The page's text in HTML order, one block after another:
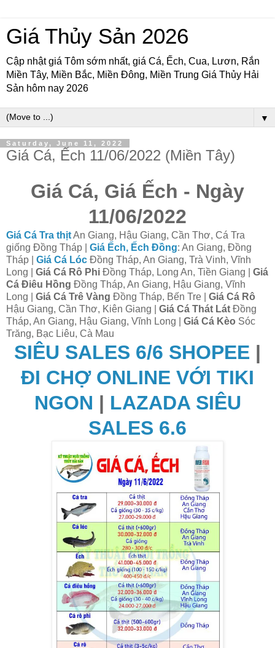
Giá Thủy Sản 2026
Cập nhật giá Tôm sớm nhất, giá Cá, Ếch, Cua, Lươn, Rắn
Miền Tây, Miền Bắc, Miền Đông, Miền Trung Giá Thủy Hải
Sản hôm nay 2026
▼
Saturday, June 11, 2022
Giá Cá, Ếch 11/06/2022 (Miền Tây)
Giá Cá, Giá Ếch - Ngày
11/06/2022
Giá Cá Tra thịtAn Giang, Hậu Giang, Cần Thơ, Cá Tra
giống Đồng Tháp | Giá Ếch, Ếch Đồng: An Giang, Đồng
Tháp | Giá Cá Lóc Đồng Tháp, An Giang, Trà Vinh, Vĩnh
Long | Giá Cá Rô Phi Đồng Tháp, Long An, Tiền Giang | Giá
Cá Điêu Hồng Đồng Tháp, An Giang, Hậu Giang, Vĩnh
Long | Giá Cá Trê Vàng Đồng Tháp, Bến Tre | Giá Cá Rô
Hậu Giang, Cần Thơ, Kiên Giang | Giá Cá Thát Lát Đồng
Tháp, An Giang, Hậu Giang, Vĩnh Long | Giá Cá Kèo Sóc
Trăng, Bạc Liêu, Cà Mau
SIÊU SALES 6/6 SHOPEE |
ĐI CHỢ ONLINE VỚI TIKI
NGON | LAZADA SIÊU
SALES 6.6